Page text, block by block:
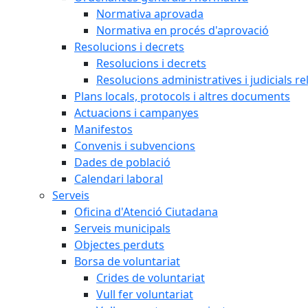
Normativa aprovada
Normativa en procés d'aprovació
Resolucions i decrets
Resolucions i decrets
Resolucions administratives i judicials
Plans locals, protocols i altres documents
Actuacions i campanyes
Manifestos
Convenis i subvencions
Dades de població
Calendari laboral
Serveis
Oficina d'Atenció Ciutadana
Serveis municipals
Objectes perduts
Borsa de voluntariat
Crides de voluntariat
Vull fer voluntariat